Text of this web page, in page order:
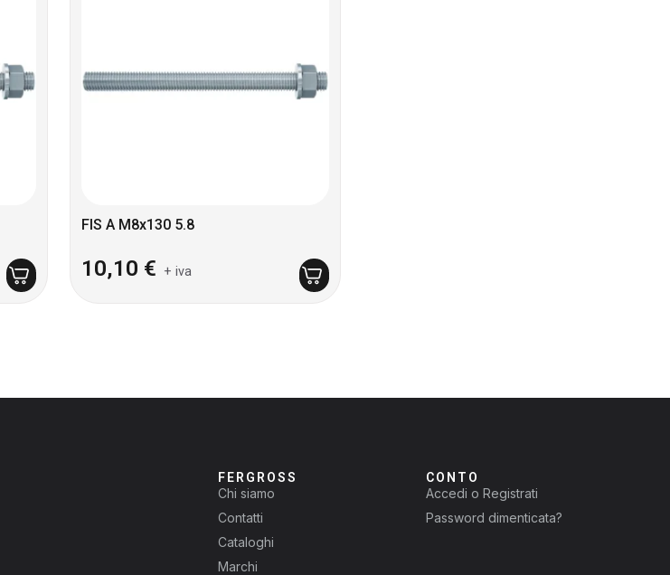
FIS A M8x130 5.8
10,10 € + iva
FERGROSS
Chi siamo
Contatti
Cataloghi
Marchi
CONTO
Accedi o Registrati
Password dimenticata?